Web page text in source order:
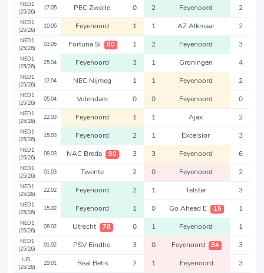
NED1
(25/26)
17.05 PEC Zwolle 0 2 Feyenoord 2
NED1
(25/26)
10.05 Feyenoord 1 1 AZ Alkmaar 2
NED1
(25/26)
03.05 Fortuna Si 80 1 2 Feyenoord 3
NED1
(25/26)
25.04 Feyenoord 3 1 Groningen 4
NED1
(25/26)
12.04 NEC Nijmeg 1 1 Feyenoord 2
NED1
(25/26)
05.04 Volendam 0 0 Feyenoord 0
NED1
(25/26)
22.03 Feyenoord 1 1 Ajax 2
NED1
(25/26)
15.03 Feyenoord 2 1 Excelsior 3
NED1
(25/26)
08.03 NAC Breda 90 3 3 Feyenoord 6
NED1
(25/26)
01.03 Twente 2 0 Feyenoord 2
NED1
(25/26)
22.02 Feyenoord 2 1 Telstar 3
NED1
(25/26)
15.02 Feyenoord 1 0 Go Ahead E 15 1
NED1
(25/26)
08.02 Utrecht 78 0 1 Feyenoord 1
NED1
(25/26)
01.02 PSV Eindho 3 0 Feyenoord 84 3
UEL
(25/26)
29.01 Real Betis 2 1 Feyenoord 3